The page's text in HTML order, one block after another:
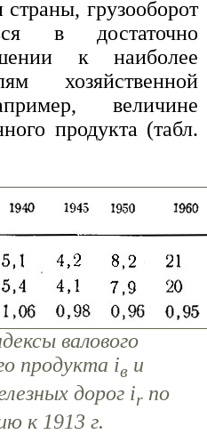
грузооборот
в достаточно
к наиболее
хозяйственной
величине
продукта (табл.
валового
продукта iви
дорог ir по
к 1913 г.